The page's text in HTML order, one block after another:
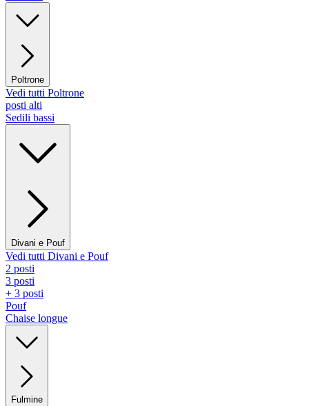
Poltrone
Vedi tutti Poltrone
posti alti
Sedili bassi
Divani e Pouf
Vedi tutti Divani e Pouf
2 posti
3 posti
+ 3 posti
Pouf
Chaise longue
Fulmine